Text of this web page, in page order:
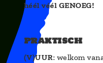
héél véél GENOEG!
praktisch
(V)UUR: welkom